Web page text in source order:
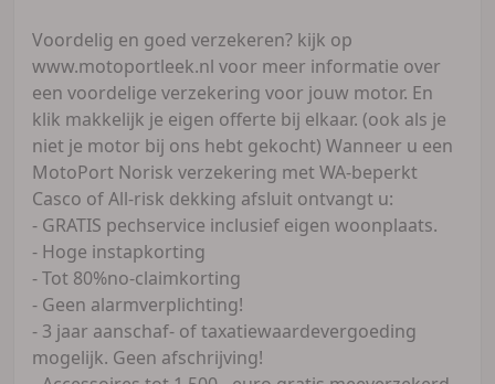
Voordelig en goed verzekeren? kijk op
www.motoportleek.nl voor meer informatie over
een voordelige verzekering voor jouw motor. En
klik makkelijk je eigen offerte bij elkaar. (ook als je
niet je motor bij ons hebt gekocht) Wanneer u een
MotoPort Norisk verzekering met WA-beperkt
Casco of All-risk dekking afsluit ontvangt u:
- GRATIS pechservice inclusief eigen woonplaats.
- Hoge instapkorting
- Tot 80%no-claimkorting
- Geen alarmverplichting!
- 3 jaar aanschaf- of taxatiewaardevergoeding
mogelijk. Geen afschrijving!